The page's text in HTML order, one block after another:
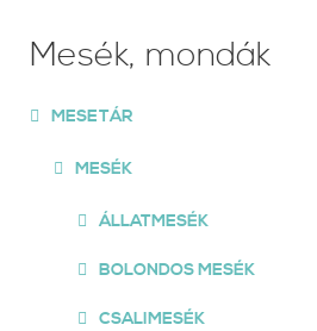
Mesék, mondák
MESETÁR
MESÉK
ÁLLATMESÉK
BOLONDOS MESÉK
CSALIMESÉK